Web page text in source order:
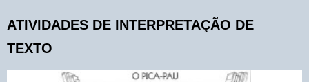
ATIVIDADES DE INTERPRETAÇÃO DE
TEXTO